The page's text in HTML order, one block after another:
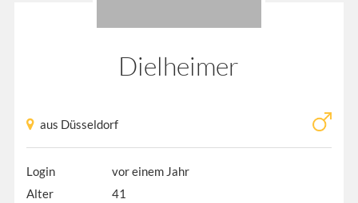
Dielheimer
aus Düsseldorf
Login
vor einem Jahr
Alter
41